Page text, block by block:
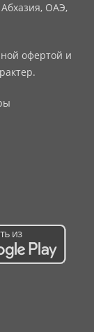
ОАЭ,
офертой и